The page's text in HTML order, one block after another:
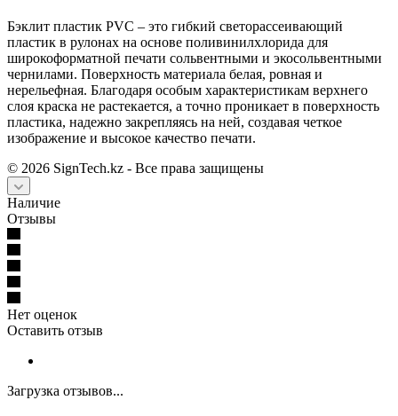
Бэклит пластик PVC – это гибкий светорассеивающий
пластик в рулонах на основе поливинилхлорида для
широкоформатной печати сольвентными и экосольвентными
чернилами. Поверхность материала белая, ровная и
нерельефная. Благодаря особым характеристикам верхнего
слоя краска не растекается, а точно проникает в поверхность
пластика, надежно закрепляясь на ней, создавая четкое
изображение и высокое качество печати.
© 2026 SignTech.kz - Все права защищены
Наличие
Отзывы
Нет оценок
Оставить отзыв
Загрузка отзывов...